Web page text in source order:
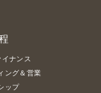
イナンス
ング＆営業
ップ